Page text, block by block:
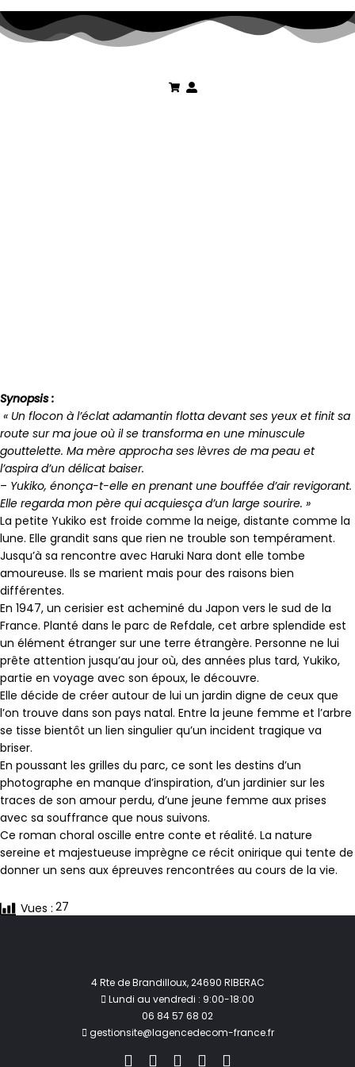
Synopsis :
« Un flocon à l’éclat adamantin flotta devant ses yeux et finit sa
route sur ma joue où il se transforma en une minuscule
gouttelette. Ma mère approcha ses lèvres de ma peau et
l’aspira d’un délicat baiser.
– Yukiko, énonça-t-elle en prenant une bouffée d’air revigorant.
Elle regarda mon père qui acquiesça d’un large sourire. »
La petite Yukiko est froide comme la neige, distante comme la
lune. Elle grandit sans que rien ne trouble son tempérament.
Jusqu’à sa rencontre avec Haruki Nara dont elle tombe
amoureuse. Ils se marient mais pour des raisons bien
différentes.
En 1947, un cerisier est acheminé du Japon vers le sud de la
France. Planté dans le parc de Refdale, cet arbre splendide est
un élément étranger sur une terre étrangère. Personne ne lui
prête attention jusqu’au jour où, des années plus tard, Yukiko,
partie en voyage avec son époux, le découvre.
Elle décide de créer autour de lui un jardin digne de ceux que
l’on trouve dans son pays natal. Entre la jeune femme et l’arbre
se tisse bientôt un lien singulier qu’un incident tragique va
briser.
En poussant les grilles du parc, ce sont les destins d’un
photographe en manque d’inspiration, d’un jardinier sur les
traces de son amour perdu, d’une jeune femme aux prises
avec sa souffrance que nous suivons.
Ce roman choral oscille entre conte et réalité. La nature
sereine et majestueuse imprègne ce récit onirique qui tente de
donner un sens aux épreuves rencontrées au cours de la vie.
Vues : 27
4 Rte de Brandilloux, 24690 RIBERAC
Lundi au vendredi : 9:00-18:00
06 84 57 68 02
gestionsite@lagencedecom-france.fr